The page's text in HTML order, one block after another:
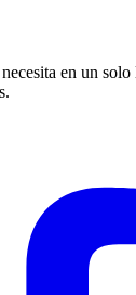
en un solo